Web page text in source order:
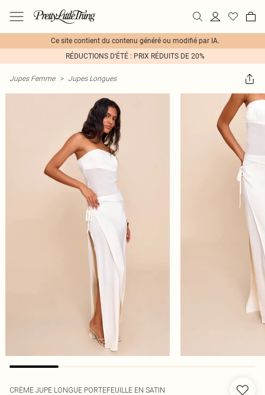
Ce site contient du contenu généré ou modifié par IA.
RÉDUCTIONS D'ÉTÉ : PRIX RÉDUITS DE 20%
Jupes Femme > Jupes Longues
CRÈME JUPE LONGUE PORTEFEUILLE EN SATIN